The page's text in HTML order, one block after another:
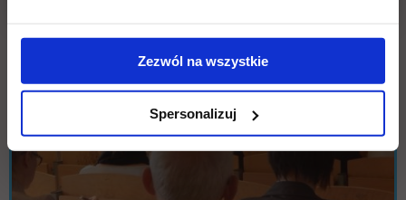
Zezwól na wszystkie
Spersonalizuj